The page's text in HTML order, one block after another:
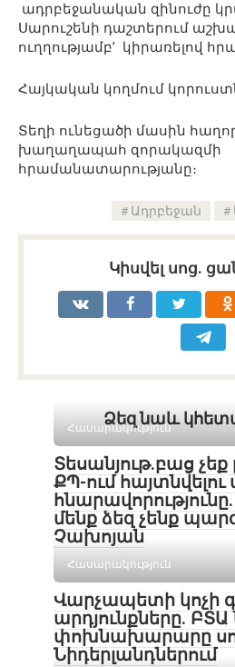
ադրբեջանական զինուժը
Սարուշենի դաշտերում
ուղղությամբ’ կիրառելով
Հայկական կողմում
Տեղի ունեցածի մասին
խաղաղապահ զորակազմի
հրամանատարությանը։
Ադրբեջան
Կիսվել սոց․
Ձեզ նաև
Հասարակություն
Տեսանյութ․բաց
ՔՊ-ում
մենք ձեզ չենք
Չախոյան
Հասարակություն
Վարչապետի կոչի
արդյունքները. ԲՏԱ
փոխնախարարը
Նիդերլանդներում